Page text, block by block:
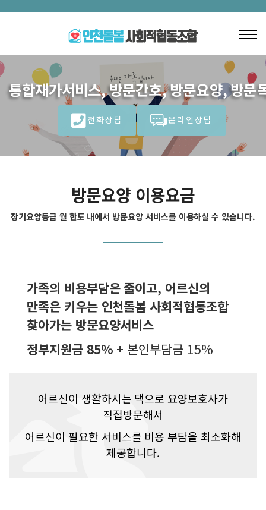
통합재가서비스, 방문간호, 방문요양, 방문
전화상담 온라인상담
방문요양 이용요금
장기요양등급 월 한도 내에서 방문요양 서비스를 이용하실 수 있습니다.
가족의 비용부담은 줄이고, 어르신의
만족은 키우는 인천돌봄 사회적협동조합
찾아가는 방문요양서비스
정부지원금 85% + 본인부담금 15%
어르신이 생활하시는 댁으로 요양보호사가
직접방문해서
어르신이 필요한 서비스를 비용 부담을 최소화해
제공합니다.